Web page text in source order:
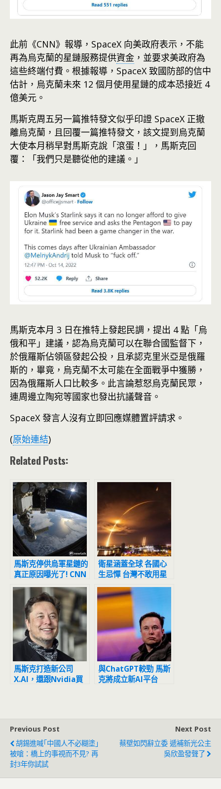
此前《CNN》報導，SpaceX 向美政府表示，不能
再為烏克蘭的星鏈服務提供資金 ，並要求美政府為
這些終端付費。根據報導，SpaceX 致國防部的信中
估計，烏克蘭未來 12 個月使用星鏈的成本恐接近 4
億美元。
馬斯克周五另一篇推特發文似乎印證 SpaceX 正撤
離烏克蘭，且回覆一篇推特發文，該文提到烏克蘭
大使本月稍早對馬斯克說「滾蛋！」，馬斯克回
覆：「我們只是聽從他的建議。」
馬斯克本月 3 日在推特上發起民調，提出 4 點「烏
俄和平」建議，認為烏克蘭可以在聯合國監督下，
於俄羅斯佔領區發起公投，且承認克里米亞是俄羅
斯的，畢竟，烏克蘭不太可能在全面戰爭中獲勝，
因為俄羅斯人口比較多。此言論惹怒烏克蘭民眾，
連周邊立陶宛等國家也發出抗議聲音。
SpaceX 發言人沒有立即回應媒體置評請求。
(原始連結)
Related Posts:
馬斯克停供烏軍星鏈的
真正原因曝光了! CNN
: SpaceX 9月曾要求
美軍買單未果
衛星涵蓋全球 各國心
生忌憚 台灣不敢用星
鏈
馬斯克打造新公司
X.AI，還跟Nvidia買
與ChatGPT較勁 馬斯
克將成立新AI平台
Previous Post
胡錫進喊｢中國人不必糊塗｣
被嗆：橋上的事視而不見? 再
封3年你試試
Next Post
蔡壁如閃辭立委 遞補新光公主
吳欣盈發聲了